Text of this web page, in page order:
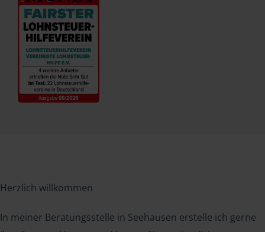
Herzlich willkommen
In meiner Beratungsstelle in Seehausen erstelle ich gerne